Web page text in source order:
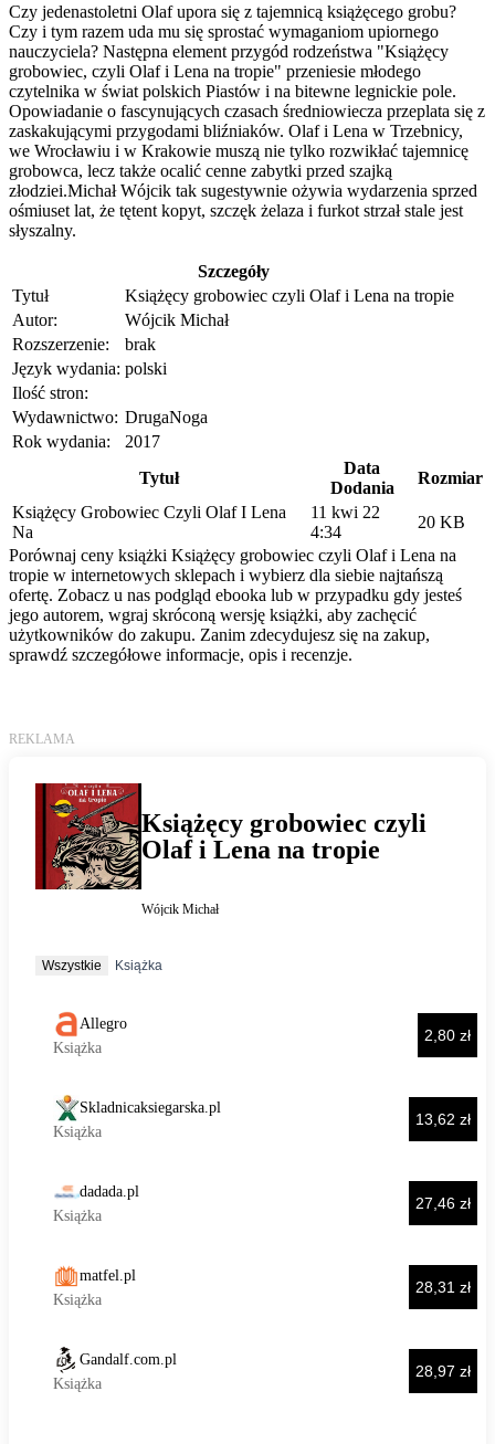
Czy jedenastoletni Olaf upora się z tajemnicą książęcego grobu?
Czy i tym razem uda mu się sprostać wymaganiom upiornego
nauczyciela? Następna element przygód rodzeństwa "Książęcy
grobowiec, czyli Olaf i Lena na tropie" przeniesie młodego
czytelnika w świat polskich Piastów i na bitewne legnickie pole.
Opowiadanie o fascynujących czasach średniowiecza przeplata się z
zaskakującymi przygodami bliźniaków. Olaf i Lena w Trzebnicy,
we Wrocławiu i w Krakowie muszą nie tylko rozwikłać tajemnicę
grobowca, lecz także ocalić cenne zabytki przed szajką
złodziei.Michał Wójcik tak sugestywnie ożywia wydarzenia sprzed
ośmiuset lat, że tętent kopyt, szczęk żelaza i furkot strzał stale jest
słyszalny.
Szczegóły
Tytuł
Książęcy grobowiec czyli Olaf i Lena na tropie
Autor:
Wójcik Michał
Rozszerzenie:
brak
Język wydania: polski
Ilość stron:
Wydawnictwo: DrugaNoga
Rok wydania:
2017
Tytuł
Data
Dodania
Rozmiar
Książęcy Grobowiec Czyli Olaf I Lena
Na
11 kwi 22
4:34
20 KB
Porównaj ceny książki Książęcy grobowiec czyli Olaf i Lena na
tropie w internetowych sklepach i wybierz dla siebie najtańszą
ofertę. Zobacz u nas podgląd ebooka lub w przypadku gdy jesteś
jego autorem, wgraj skróconą wersję książki, aby zachęcić
użytkowników do zakupu. Zanim zdecydujesz się na zakup,
sprawdź szczegółowe informacje, opis i recenzje.